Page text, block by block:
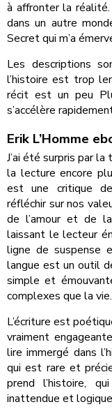
à affronter la
dans un autre
Secret qui m’a
Les descriptions
l’histoire est trop
récit est un peu
s’accélère
Erik L’Homme
J’ai été surpris par
la lecture encore
est une critique
réfléchir sur nos
de l’amour et de
laissant le lecteur
ligne de suspense
langue est un outil
simple et
complexes que la vie.
L’écriture est
vraiment
lire immergé dans
qui est rare et
prend l’histoire,
inattendue et